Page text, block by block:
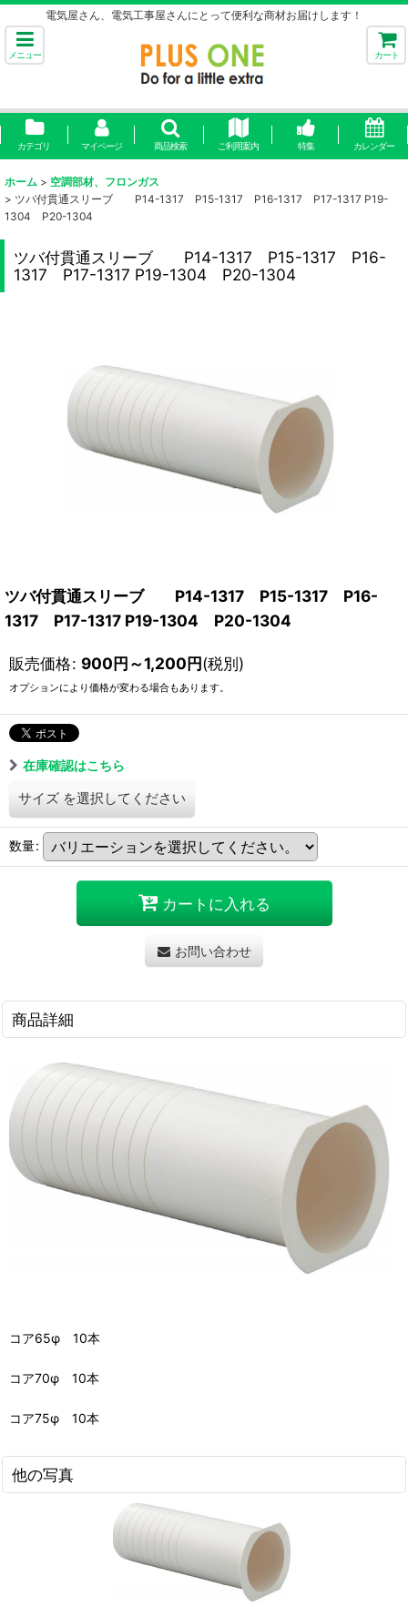
電気屋さん、電気工事屋さんにとって便利な商材お届けします！
メニュー カート
カテゴリ マイページ 商品検索 ご利用案内 特集 カレンダー
ホーム > 空調部材、フロンガス
> ツバ付貫通スリーブ P14-1317 P15-1317 P16-1317 P17-1317 P19-
1304 P20-1304
ツバ付貫通スリーブ P14-1317 P15-1317 P16-
1317 P17-1317 P19-1304 P20-1304
ツバ付貫通スリーブ P14-1317 P15-1317 P16-
1317 P17-1317 P19-1304 P20-1304
販売価格: 900円～1,200円(税別)
オプションにより価格が変わる場合もあります。
在庫確認はこちら
サイズ を選択してください
数量:
カートに入れる
お問い合わせ
商品詳細
コア65φ 10本
コア70φ 10本
コア75φ 10本
他の写真